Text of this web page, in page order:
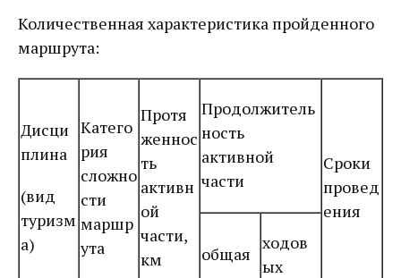
Количественная характеристика пройденного
маршрута:
Дисци
плина
(вид
туризм
а)
Катего
рия
сложно
сти
маршр
ута
Протя
женнос
ть
активн
ой
части,
км
Продолжитель
ность
активной
части
Сроки
провед
ения
общая
ходов
ых